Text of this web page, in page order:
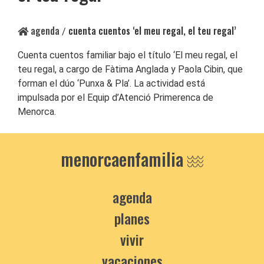
agenda / cuenta cuentos ‘el meu regal, el teu regal’
Cuenta cuentos familiar bajo el título ‘El meu regal, el
teu regal, a cargo de Fàtima Anglada y Paola Cibin, que
forman el dúo ‘Punxa & Pla’. La actividad está
impulsada por el Equip d’Atenció Primerenca de
Menorca.
menorcaenfamilia
agenda
planes
vivir